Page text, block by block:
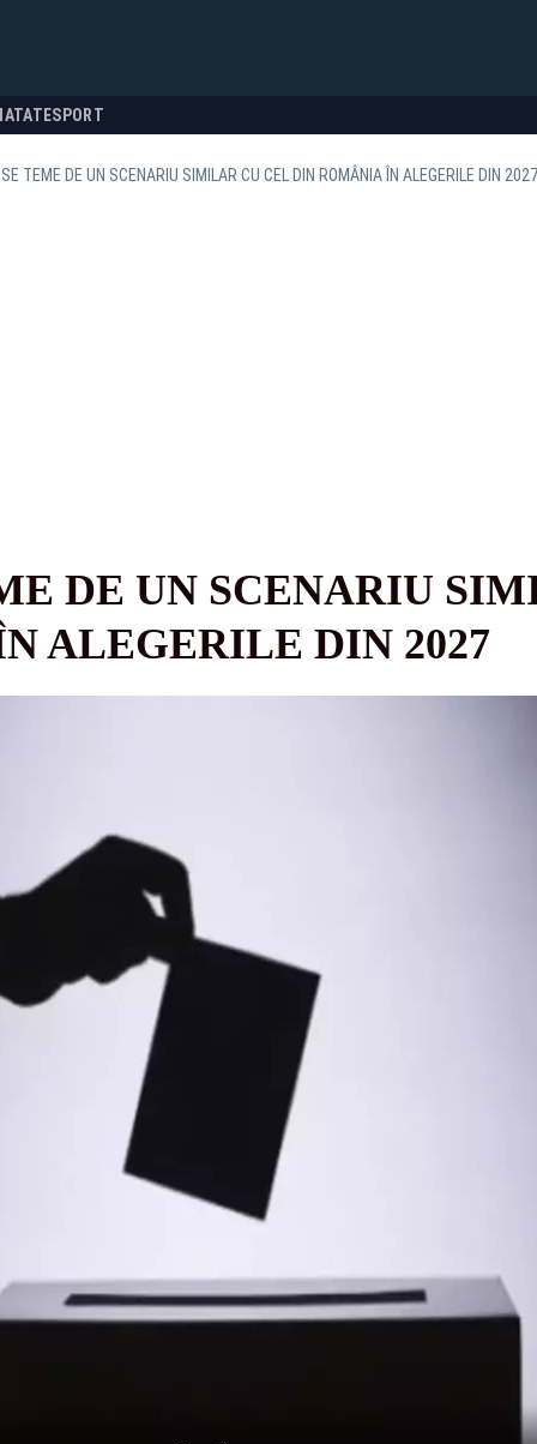
SPORT
TEME DE UN SCENARIU SIMILAR CU CEL DIN ROMÂNIA ÎN ALEGERILE DIN 2027
DE UN SCENARIU
ALEGERILE DIN 2027